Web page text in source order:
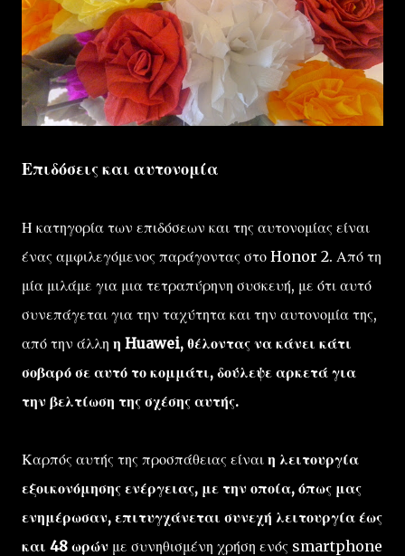
Επιδόσεις και αυτονομία
Η κατηγορία των επιδόσεων και της αυτονομίας είναι
ένας αμφιλεγόμενος παράγοντας στο Honor 2. Από τη
μία μιλάμε για μια τετραπύρηνη συσκευή, με ότι αυτό
συνεπάγεται για την ταχύτητα και την αυτονομία της,
από την άλλη η Huawei, θέλοντας να κάνει κάτι
σοβαρό σε αυτό το κομμάτι, δούλεψε αρκετά για
την βελτίωση της σχέσης αυτής.
Καρπός αυτής της προσπάθειας είναι η λειτουργία
εξοικονόμησης ενέργειας, με την οποία, όπως μας
ενημέρωσαν, επιτυγχάνεται συνεχή λειτουργία έως
και 48 ωρών με συνηθισμένη χρήση ενός smartphone